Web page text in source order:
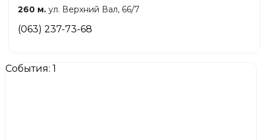
260 м. ул. Верхний Вал, 66/7
(063) 237-73-68
События: 1